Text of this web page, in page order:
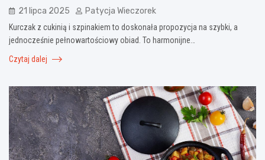
21 lipca 2025 Patycja Wieczorek
Kurczak z cukinią i szpinakiem to doskonała propozycja na szybki, a
jednocześnie pełnowartościowy obiad. To harmonijne…
Czytaj dalej